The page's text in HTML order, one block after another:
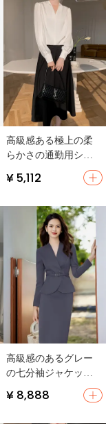
高級感ある極上の柔
らかさの通勤用シフ
ォンシャツ＆スカー
ト【フィット・フレ
用】（セットアップ
¥ 5,112
高級感のあるグレー
の七分袖ジャケット
とスカート【オフィ
スファッション・通
¥ 8,888